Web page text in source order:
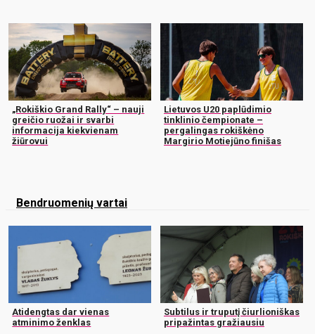
„Rokiškio Grand Rally“ – nauji
greičio ruožai ir svarbi
informacija kiekvienam
žiūrovui
Lietuvos U20 paplūdimio
tinklinio čempionate –
pergalingas rokiškėno
Margirio Motiejūno finišas
Bendruomenių vartai
Atidengtas dar vienas
atminimo ženklas
Subtilus ir truputį čiurlioniškas
pripažintas gražiausiu